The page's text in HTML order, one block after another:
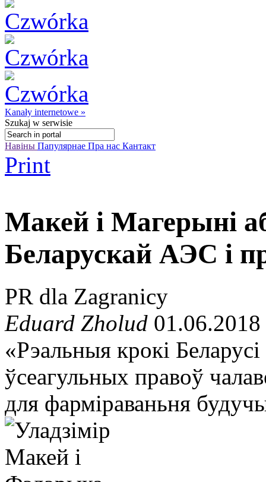
Kanały internetowe »
Szukaj w serwisie
Навіны Папулярнае Пра нас Кантакт
Print
Макей і Магерыні
Беларускай АЭС і
PR dla Zagranicy
Eduard Zholud
«Рэальныя крокі
ўсеагульных правоў
для фарміраваньня